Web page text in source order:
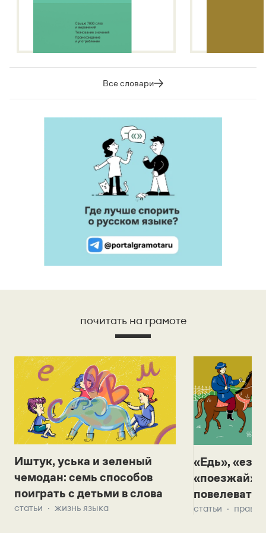
Все словари
почитать на грамоте
Иштук, уська и зеленый
чемодан: семь способов
поиграть с детьми в слова
статьи жизнь языка
«Едь»,
«поезжай»?
повелевать
статьи